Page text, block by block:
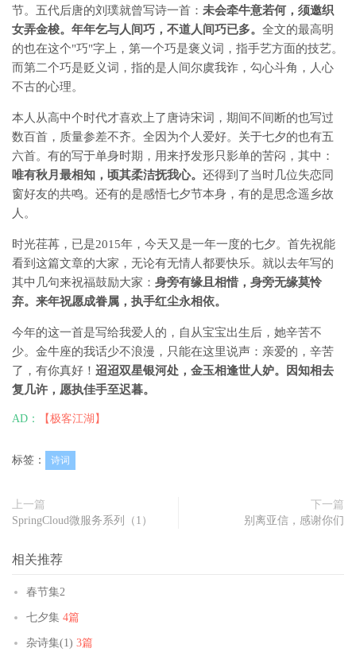
节。五代后唐的刘璞就曾写诗一首： 未会牵牛意若何，须邀织
女弄金梭。年年乞与人间巧，不道人间巧已多。 全文的最高明
的也在这个"巧"字上，第一个巧是褒义词，指手艺方面的技艺。
而第二个巧是贬义词，指的是人间尔虞我诈，勾心斗角，人心
不古的心理。
本人从高中个时代才喜欢上了唐诗宋词，期间不间断的也写过
数百首，质量参差不齐。全因为个人爱好。关于七夕的也有五
六首。有的写于单身时期，用来抒发形只影单的苦闷，其中：
唯有秋月最相知，顷其柔洁抚我心。 还得到了当时几位失恋同
窗好友的共鸣。还有的是感悟七夕节本身，有的是思念遥乡故
人。
时光荏苒，已是2015年，今天又是一年一度的七夕。首先祝能
看到这篇文章的大家，无论有无情人都要快乐。就以去年写的
其中几句来祝福鼓励大家： 身旁有缘且相惜，身旁无缘莫怜
弃。来年祝愿成眷属，执手红尘永相依。
今年的这一首是写给我爱人的，自从宝宝出生后，她辛苦不
少。金牛座的我话少不浪漫，只能在这里说声：亲爱的，辛苦
了，有你真好！ 迢迢双星银河处，金玉相逢世人妒。因知相去
复几许，愿执佳手至迟暮。
AD： 【极客江湖】
标签： 诗词
上一篇
SpringCloud微服务系列（1）
下一篇
别离亚信，感谢你们
相关推荐
春节集2
七夕集 4篇
杂诗集(1) 3篇